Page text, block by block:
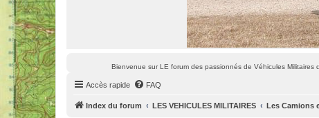
Bienvenue sur LE forum des passionnés de Véhicules
Accès rapide FAQ
Index du forum LES VEHICULES MILITAIRES Les Camions